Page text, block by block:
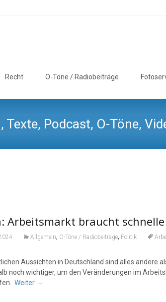
Recht O-Töne / Radiobeiträge
Podcast, O-Töne,
Arbeitsmarkt braucht
Allgemein, O-Töne / Radiobeiträge, Politik
Aussichten in Deutschland sind alles andere
noch wichtiger, um den Veränderungen im
Weiter →